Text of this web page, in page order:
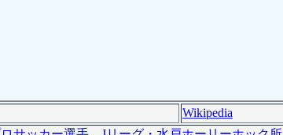
Wikipedia